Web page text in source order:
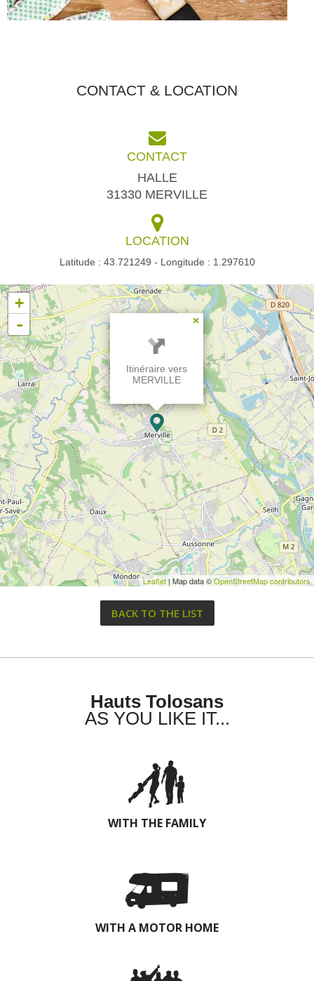
CONTACT & LOCATION
CONTACT
HALLE
31330 MERVILLE
LOCATION
Latitude : 43.721249 - Longitude : 1.297610
×
Itinéraire vers
MERVILLE
+
-
Leaflet| Map data ©OpenStreetMap contributors
BACK TO THE LIST
Hauts Tolosans
AS YOU LIKE IT...
WITH THE FAMILY
WITH A MOTOR HOME